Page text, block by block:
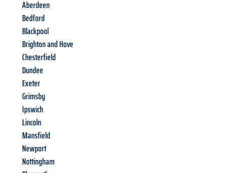
Aberdeen
Bedford
Blackpool
Brighton and Hove
Chesterfield
Dundee
Exeter
Grimsby
Ipswich
Lincoln
Mansfield
Newport
Nottingham